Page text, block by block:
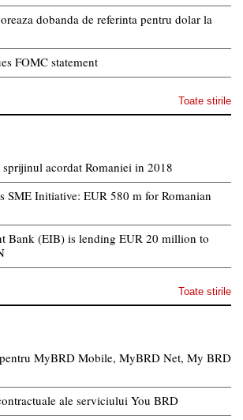
dobanda de referinta pentru dolar la
FOMC statement
Toate stirile
acordat Romaniei in 2018
SME Initiative: EUR 580 m for Romanian
Bank (EIB) is lending EUR 20 million to
Toate stirile
MyBRD Mobile, MyBRD Net, My BRD
ale serviciului You BRD